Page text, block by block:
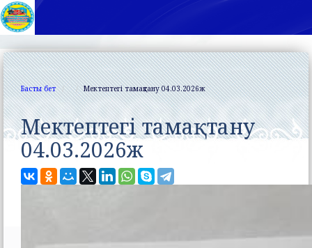
Басты бет Мектептегі тамақтану 04.03.2026ж
Мектептегі тамақтану
04.03.2026ж